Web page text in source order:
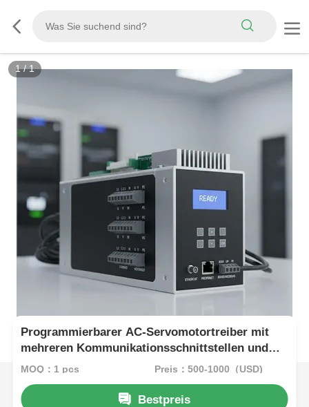
1/1
Programmierbarer AC-Servomotortreiber mit
mehreren Kommunikationsschnittstellen und
einfacher Integration in
MOQ：1 pcs Preis：500-1000（USD)
Bestpreis